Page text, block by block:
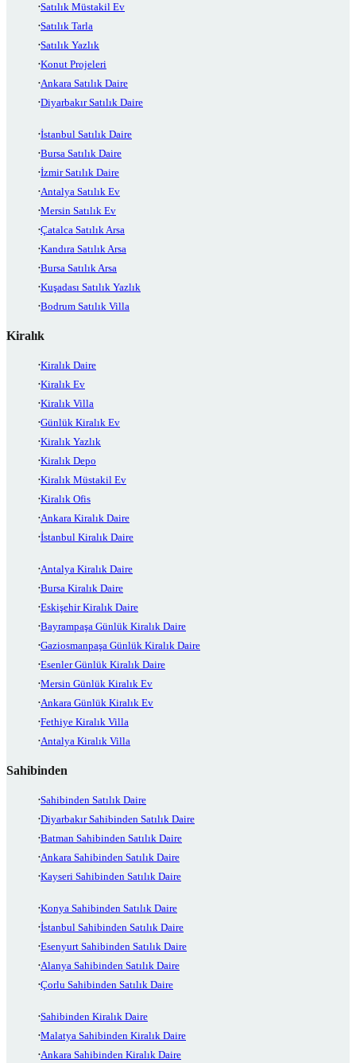
Satılık Müstakil Ev
Satılık Tarla
Satılık Yazlık
Konut Projeleri
Ankara Satılık Daire
Diyarbakır Satılık Daire
İstanbul Satılık Daire
Bursa Satılık Daire
İzmir Satılık Daire
Antalya Satılık Ev
Mersin Satılık Ev
Çatalca Satılık Arsa
Kandıra Satılık Arsa
Bursa Satılık Arsa
Kuşadası Satılık Yazlık
Bodrum Satılık Villa
Kiralık
Kiralık Daire
Kiralık Ev
Kiralık Villa
Günlük Kiralık Ev
Kiralık Yazlık
Kiralık Depo
Kiralık Müstakil Ev
Kiralık Ofis
Ankara Kiralık Daire
İstanbul Kiralık Daire
Antalya Kiralık Daire
Bursa Kiralık Daire
Eskişehir Kiralık Daire
Bayrampaşa Günlük Kiralık Daire
Gaziosmanpaşa Günlük Kiralık Daire
Esenler Günlük Kiralık Daire
Mersin Günlük Kiralık Ev
Ankara Günlük Kiralık Ev
Fethiye Kiralık Villa
Antalya Kiralık Villa
Sahibinden
Sahibinden Satılık Daire
Diyarbakır Sahibinden Satılık Daire
Batman Sahibinden Satılık Daire
Ankara Sahibinden Satılık Daire
Kayseri Sahibinden Satılık Daire
Konya Sahibinden Satılık Daire
İstanbul Sahibinden Satılık Daire
Esenyurt Sahibinden Satılık Daire
Alanya Sahibinden Satılık Daire
Çorlu Sahibinden Satılık Daire
Sahibinden Kiralık Daire
Malatya Sahibinden Kiralık Daire
Ankara Sahibinden Kiralık Daire